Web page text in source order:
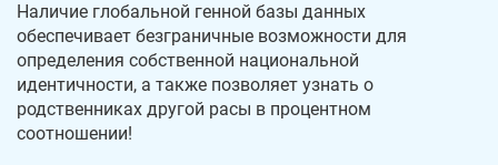
Наличие глобальной генной базы данных
обеспечивает безграничные возможности для
определения собственной национальной
идентичности, а также позволяет узнать о
родственниках другой расы в процентном
соотношении!